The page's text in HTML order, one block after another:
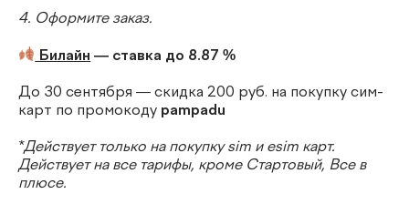
4. Оформите заказ.
Билайн — ставка до 8.87 %
До 30 сентября — скидка 200 руб. на покупку сим-
карт по промокоду pampadu
*Действует только на покупку sim и esim карт.
Действует на все тарифы, кроме Стартовый, Все в
плюсе.